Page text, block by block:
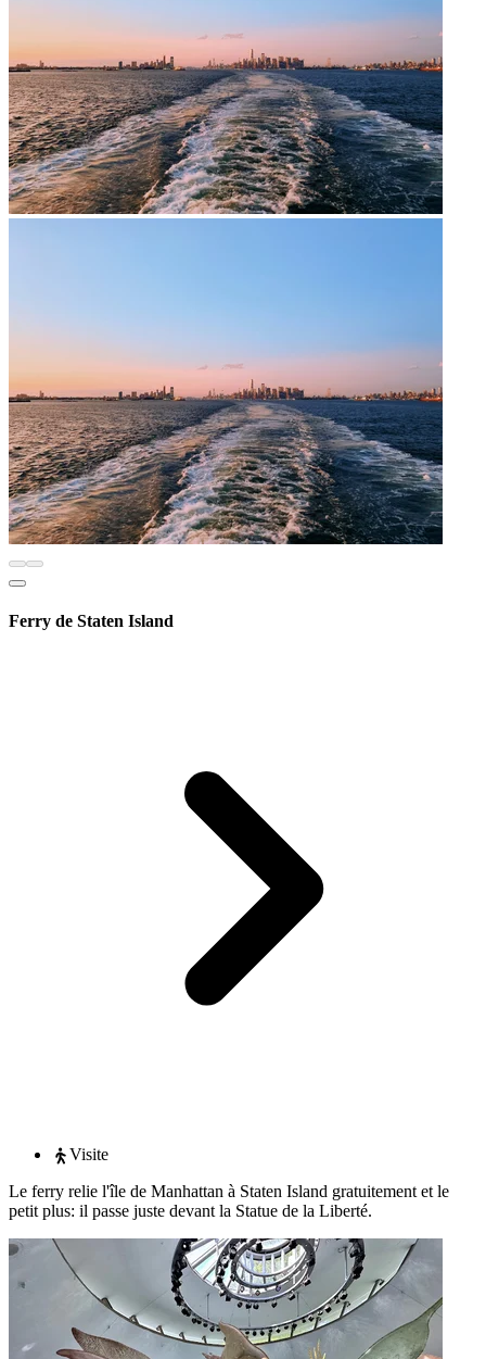
Ferry de Staten Island
Visite
Le ferry relie l'île de Manhattan à Staten Island gratuitement et le
petit plus: il passe juste devant la Statue de la Liberté.